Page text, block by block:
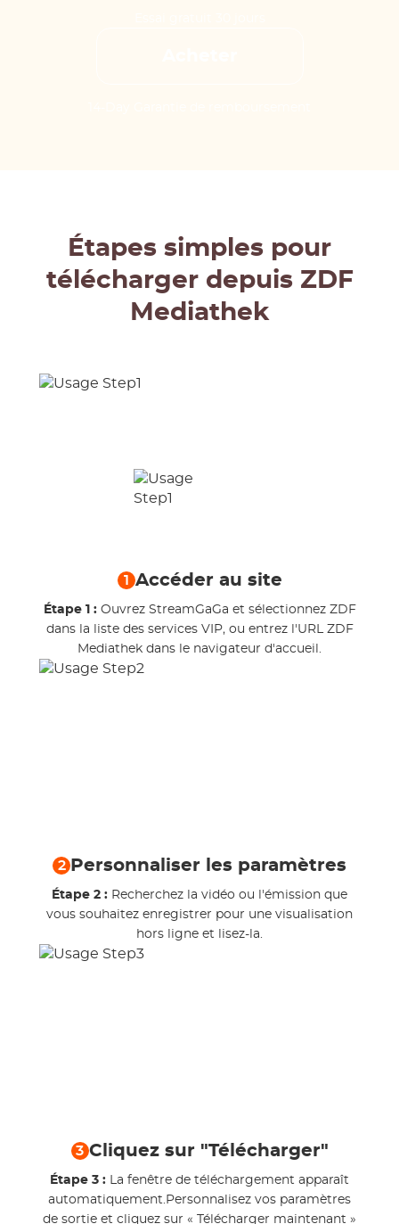
Étapes simples pour
télécharger depuis ZDF
Mediathek
1 Accéder au site
Étape 1 : Ouvrez StreamGaGa et sélectionnez ZDF
dans la liste des services VIP, ou entrez l'URL ZDF
Mediathek dans le navigateur d'accueil.
2 Personnaliser les paramètres
Étape 2 : Recherchez la vidéo ou l'émission que
vous souhaitez enregistrer pour une visualisation
hors ligne et lisez-la.
3 Cliquez sur "Télécharger"
Étape 3 : La fenêtre de téléchargement apparaît
automatiquement.Personnalisez vos paramètres
de sortie et cliquez sur « Télécharger maintenant »